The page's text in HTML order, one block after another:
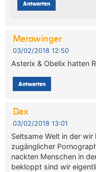
Antworten
Merowinger
03/02/2018 12:50
Asterix & Obelix hatten
Antworten
Dax
03/02/2018 13:01
Seltsame Welt in der
zugänglicher
nackten Menschen in
bekloppt sind wir